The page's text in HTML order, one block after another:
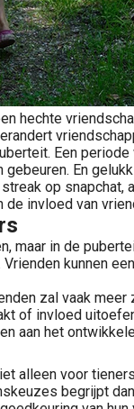
hechte
Een periode
En
op snapchat,
invloed van
maar in de
kunnen
zal vaak
of invloed
aan het
alleen voor
begrijpt